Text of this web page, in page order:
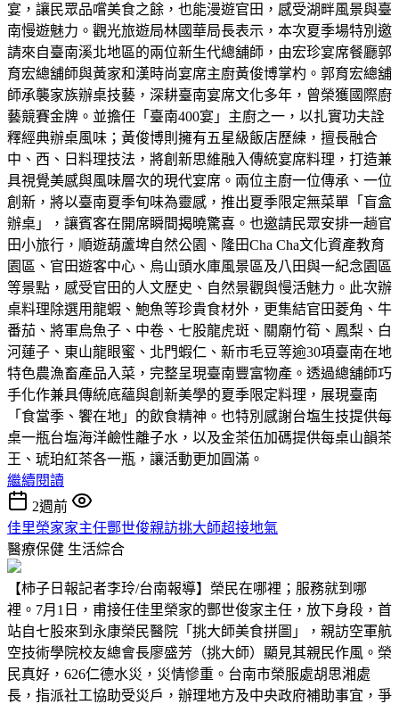
宴，讓民眾品嚐美食之餘，也能漫遊官田，感受湖畔風景與臺
南慢遊魅力。觀光旅遊局林國華局長表示，本次夏季場特別邀
請來自臺南溪北地區的兩位新生代總舖師，由宏珍宴席餐廳郭
育宏總舖師與黃家和漢時尚宴席主廚黃俊博掌杓。郭育宏總舖
師承襲家族辦桌技藝，深耕臺南宴席文化多年，曾榮獲國際廚
藝競賽金牌。並擔任「臺南400宴」主廚之一，以扎實功夫詮
釋經典辦桌風味；黃俊博則擁有五星級飯店歷練，擅長融合
中、西、日料理技法，將創新思維融入傳統宴席料理，打造兼
具視覺美感與風味層次的現代宴席。兩位主廚一位傳承、一位
創新，將以臺南夏季旬味為靈感，推出夏季限定無菜單「盲盒
辦桌」，讓賓客在開席瞬間揭曉驚喜。也邀請民眾安排一趟官
田小旅行，順遊葫蘆埤自然公園、隆田Cha Cha文化資產教育
園區、官田遊客中心、烏山頭水庫風景區及八田與一紀念園區
等景點，感受官田的人文歷史、自然景觀與慢活魅力。此次辦
桌料理除選用龍蝦、鮑魚等珍貴食材外，更集結官田菱角、牛
番茄、將軍烏魚子、中卷、七股龍虎斑、關廟竹筍、鳳梨、白
河蓮子、東山龍眼蜜、北門蝦仁、新市毛豆等逾30項臺南在地
特色農漁畜產品入菜，完整呈現臺南豐富物產。透過總舖師巧
手化作兼具傳統底蘊與創新美學的夏季限定料理，展現臺南
「食當季、饗在地」的飲食精神。也特別感謝台塩生技提供每
桌一瓶台塩海洋鹼性離子水，以及金茶伍加碼提供每桌山韻茶
王、琥珀紅茶各一瓶，讓活動更加圓滿。
繼續閱讀
2週前
佳里榮家家主任酆世俊親訪挑大師超接地氣
醫療保健 生活綜合
【柿子日報記者李玲/台南報導】榮民在哪裡；服務就到哪
裡。7月1日，甫接任佳里榮家的酆世俊家主任，放下身段，首
站自七股來到永康榮民醫院「挑大師美食拼圖」，親訪空軍航
空技術學院校友總會長廖盛芳（挑大師）顯見其親民作風。榮
民真好，626仁德水災，災情慘重。台南市榮服處胡思湘處
長，指派社工協助受災戶，辦理地方及中央政府補助事宜，爭